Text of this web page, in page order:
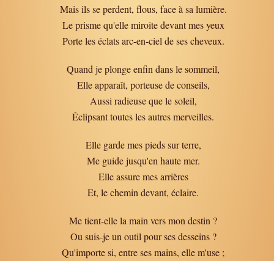
Mais ils se perdent, flous, face à sa lumière.
Le prisme qu'elle miroite devant mes yeux
Porte les éclats arc-en-ciel de ses cheveux.
Quand je plonge enfin dans le sommeil,
Elle apparaît, porteuse de conseils,
Aussi radieuse que le soleil,
Éclipsant toutes les autres merveilles.
Elle garde mes pieds sur terre,
Me guide jusqu'en haute mer.
Elle assure mes arrières
Et, le chemin devant, éclaire.
Me tient-elle la main vers mon destin ?
Ou suis-je un outil pour ses desseins ?
Qu'importe si, entre ses mains, elle m'use ;